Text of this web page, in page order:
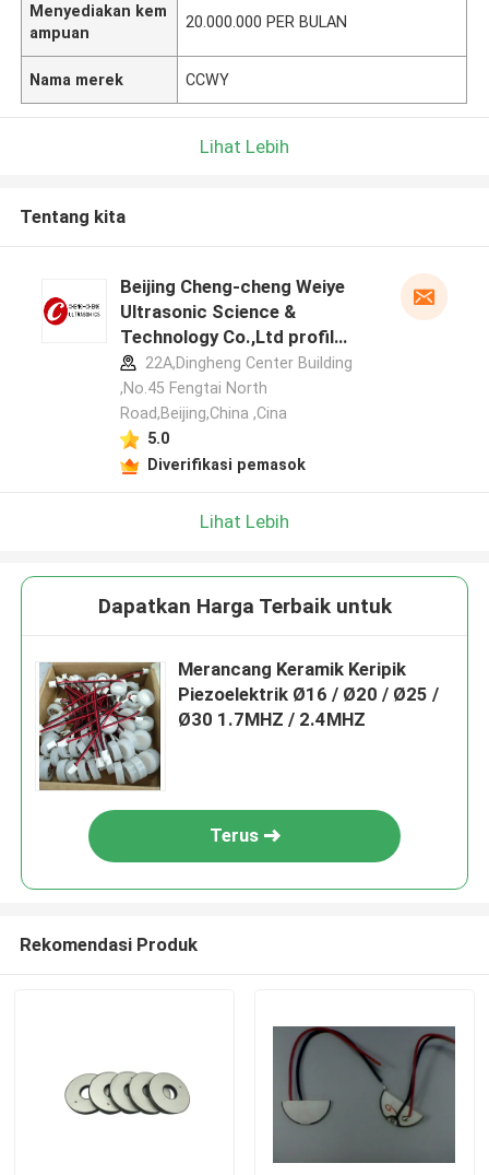
Menyediakan kem
ampuan
20.000.000 PER BULAN
Nama merek CCWY
Lihat Lebih
Tentang kita
Beijing Cheng-cheng Weiye
Ultrasonic Science &
Technology Co.,Ltd profil
pabrikan
22A,Dingheng Center Building
,No.45 Fengtai North
Road,Beijing,China ,Cina
5.0
Diverifikasi pemasok
Lihat Lebih
Dapatkan Harga Terbaik untuk
Merancang Keramik Keripik
Piezoelektrik Ø16 / Ø20 / Ø25 /
Ø30 1.7MHZ / 2.4MHZ
Terus
Rekomendasi Produk